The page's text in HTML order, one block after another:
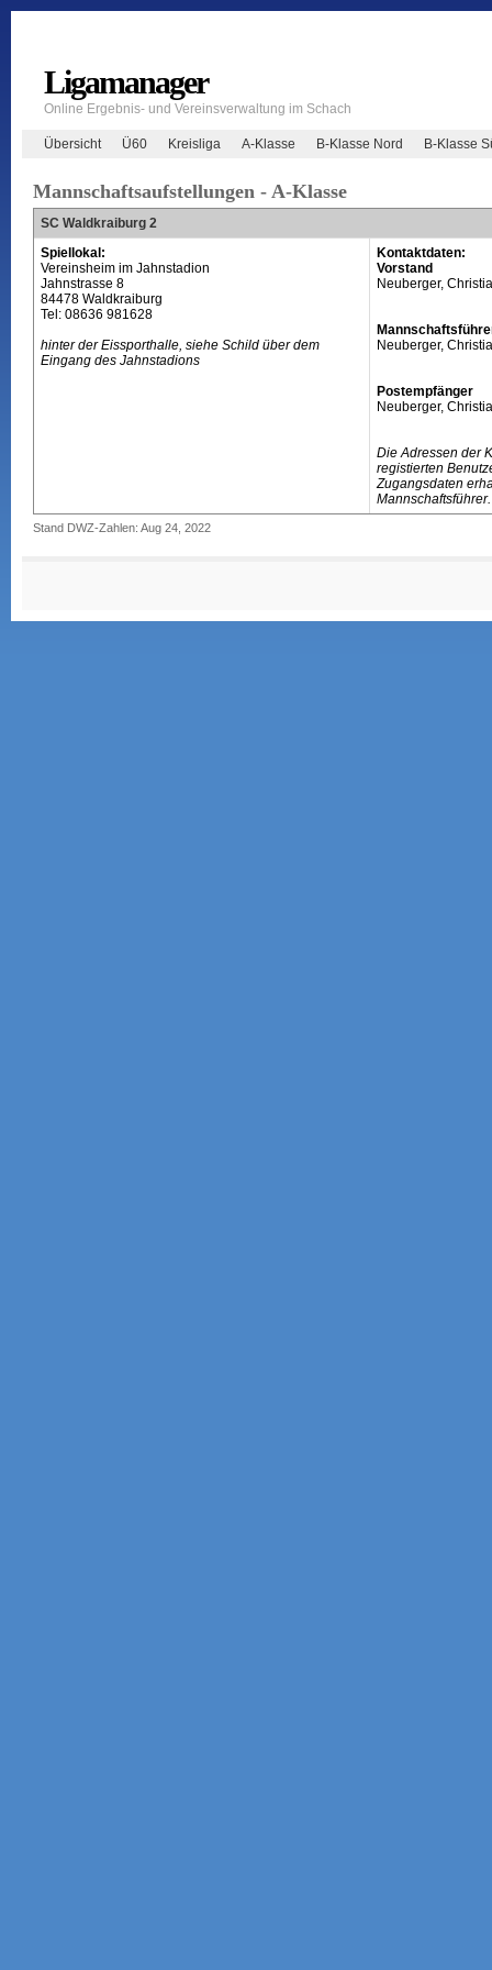
Ligamanager
Online Ergebnis- und Vereinsverwaltung im Schach
Übersicht Ü60 Kreisliga A-Klasse B-Klasse Nord B-Klasse
Mannschaftsaufstellungen - A-Klasse
SC Waldkraiburg 2
Spiellokal:
Vereinsheim im Jahnstadion
Jahnstrasse 8
84478 Waldkraiburg
Tel: 08636 981628
hinter der Eissporthalle, siehe Schild über dem
Eingang des Jahnstadions
Kontaktdaten:
Vorstand
Neuberger,
Neuberger,
Postempfänger
Neuberger,
Die Adressen der
registierten
Zugangsdaten
Mannschaftsführer.
Stand DWZ-Zahlen: Aug 24, 2022